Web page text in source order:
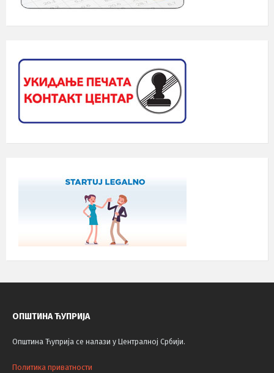
ОПШТИНА ЋУПРИЈА
Општина Ћуприја се налази у Централној Србији.
Политика приватности